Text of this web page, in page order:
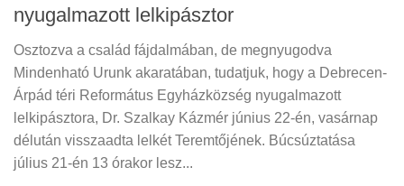
nyugalmazott lelkipásztor
Osztozva a család fájdalmában, de megnyugodva
Mindenható Urunk akaratában, tudatjuk, hogy a Debrecen-
Árpád téri Református Egyházközség nyugalmazott
lelkipásztora, Dr. Szalkay Kázmér június 22-én, vasárnap
délután visszaadta lelkét Teremtőjének. Búcsúztatása
július 21-én 13 órakor lesz...